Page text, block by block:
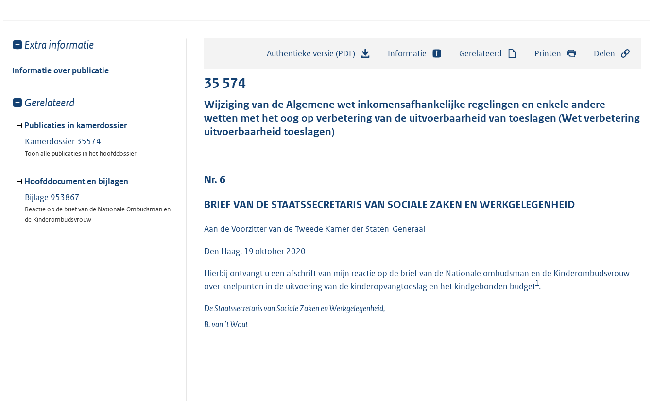
Toon
van:
Extra informatie
Informatie over publicatie
Toon
van:
Gerelateerd
Publicaties in kamerdossier
Kamerdossier 35574
Toon alle publicaties in het hoofddossier
Hoofddocument en bijlagen
Bijlage 953867
Reactie op de brief van de Nationale Ombudsman en
de Kinderombudsvrouw
Authentieke versie (PDF)
a
n
t
t
6
K
b
Informatie Gerelateerd Printen Delen
35 574
Wijziging van de Algemene wet inkomensafhankelijke regelingen en enkele andere
wetten met het oog op verbetering van de uitvoerbaarheid van toeslagen (Wet verbetering
uitvoerbaarheid toeslagen)
Nr. 6
BRIEF VAN DE STAATSSECRETARIS VAN SOCIALE ZAKEN EN WERKGELEGENHEID
Aan de Voorzitter van de Tweede Kamer der Staten-Generaal
Den Haag, 19 oktober 2020
Hierbij ontvangt u een afschrift van mijn reactie op de brief van de Nationale ombudsman en de Kinderombudsvrouw
over knelpunten in de uitvoering van de kinderopvangtoeslag en het kindgebonden budget1.
De Staatssecretaris van Sociale Zaken en Werkgelegenheid,
B. van ’tWout
1